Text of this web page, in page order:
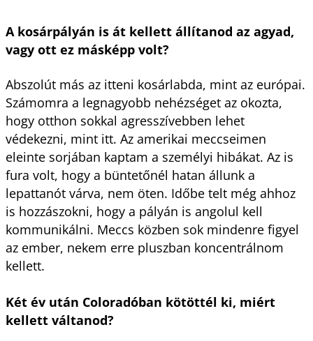
A kosárpályán is át kellett állítanod az agyad,
vagy ott ez másképp volt?
Abszolút más az itteni kosárlabda, mint az európai.
Számomra a legnagyobb nehézséget az okozta,
hogy otthon sokkal agresszívebben lehet
védekezni, mint itt. Az amerikai meccseimen
eleinte sorjában kaptam a személyi hibákat. Az is
fura volt, hogy a büntetőnél hatan állunk a
lepattanót várva, nem öten. Időbe telt még ahhoz
is hozzászokni, hogy a pályán is angolul kell
kommunikálni. Meccs közben sok mindenre figyel
az ember, nekem erre pluszban koncentrálnom
kellett.
Két év után Coloradóban kötöttél ki, miért
kellett váltanod?